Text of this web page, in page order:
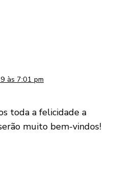
às 7:01 pm
toda a felicidade a
muito bem-vindos!